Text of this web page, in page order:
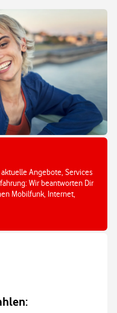
Angebote, Services
Wir beantworten Dir
Mobilfunk, Internet,